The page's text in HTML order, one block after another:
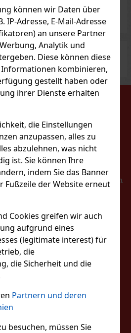
können wir Daten über
IP-Adresse, E-Mail-Adresse
an unsere Partner
Analytik und
Diese können diese
kombinieren,
gestellt haben oder
ihrer Dienste erhalten
die Einstellungen
anzupassen, alles zu
abzulehnen, was nicht
ist. Sie können Ihre
indem Sie das Banner
Fußzeile der Website erneut
Cookies greifen wir auch
aufgrund eines
(legitimate interest) für
die
die Sicherheit und die
Partnern und deren
besuchen, müssen Sie
zum sofortigen Versand
für Einkäufe über EUR 300
AN
die Registrierung von
verpflichtet, dem
Gleichzeitig ist
Einnahmen im Falle
spätestens innerhalb von
Steuerverwalter zu
SIE MIT
SIE UNS